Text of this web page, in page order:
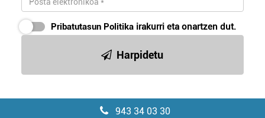
Pribatutasun Politika irakurri eta onartzen dut.
Harpidetu
943 34 03 30